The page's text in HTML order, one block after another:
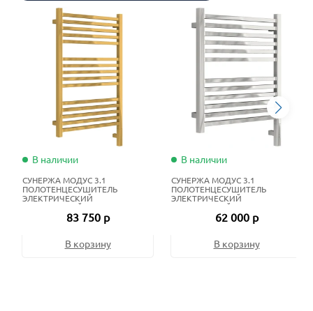
В наличии
СУНЕРЖА МОДУС 3.1
ПОЛОТЕНЦЕСУШИТЕЛЬ
ЭЛЕКТРИЧЕСКИЙ
ЖИДКОСТНЫЙ 80Х50 СМ
83 750 р
В корзину
В наличии
СУНЕРЖА МОДУС 3.1
ПОЛОТЕНЦЕСУШИТЕЛЬ
ЭЛЕКТРИЧЕСКИЙ
ЖИДКОСТНЫЙ 60Х50 СМ
НЕРЖАВЕЮЩАЯ СТАЛЬ
62 000 р
В корзину